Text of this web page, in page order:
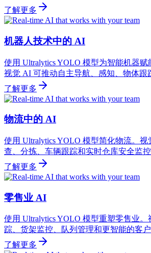
了解更多
机器人技术中的 AI
使用 Ultralytics YOLO 模型为智能机器
视觉 AI 可推动自主导航、感知、物体跟
了解更多
物流中的 AI
使用 Ultralytics YOLO 模型简化物流。
查、分拣、车辆跟踪和实时仓库安全监控
了解更多
零售业 AI
使用 Ultralytics YOLO 模型重塑零售业
踪、货架监控、队列管理和更智能的客户
了解更多